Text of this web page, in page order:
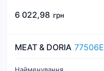
6 022,98 грн
MEAT & DORIA 77506E